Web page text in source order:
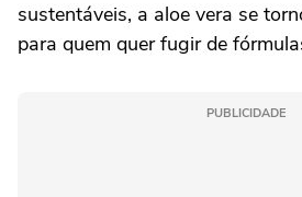
sustentáveis, a aloe vera se
para quem quer fugir de
PUBLICIDADE